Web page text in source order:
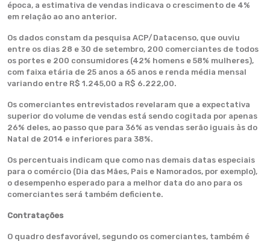
época, a estimativa de vendas indicava o crescimento de 4%
em relação ao ano anterior.
Os dados constam da pesquisa ACP/Datacenso, que ouviu
entre os dias 28 e 30 de setembro, 200 comerciantes de todos
os portes e 200 consumidores (42% homens e 58% mulheres),
com faixa etária de 25 anos a 65 anos e renda média mensal
variando entre R$ 1.245,00 a R$ 6.222,00.
Os comerciantes entrevistados revelaram que a expectativa
superior do volume de vendas está sendo cogitada por apenas
26% deles, ao passo que para 36% as vendas serão iguais às do
Natal de 2014 e inferiores para 38%.
Os percentuais indicam que como nas demais datas especiais
para o comércio (Dia das Mães, Pais e Namorados, por exemplo),
o desempenho esperado para a melhor data do ano para os
comerciantes será também deficiente.
Contratações
O quadro desfavorável, segundo os comerciantes, também é